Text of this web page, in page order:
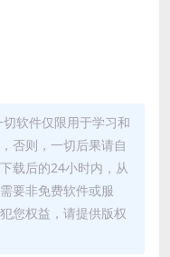
软件仅限用于学习和
否则，一切后果请自
载后的24小时内，从
要非免费软件或服
您权益，请提供版权